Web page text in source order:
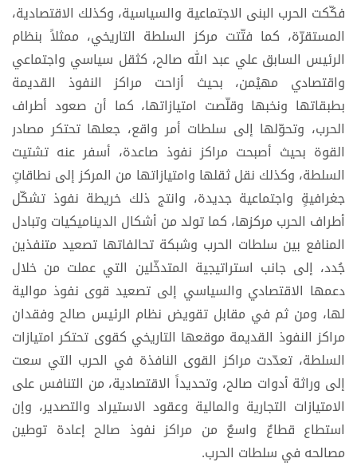
فكّكت الحرب البنى الاجتماعية والسياسية، وكذلك الاقتصادية،
المستقرّة، كما فتّتت مركز السلطة التاريخي، ممثلاً بنظام
الرئيس السابق علي عبد الله صالح، كثقل سياسي واجتماعي
واقتصادي مهيْمن، بحيث أزاحت مراكز النفوذ القديمة
بطبقاتها ونخبها وقلّصت امتيازاتها، كما أن صعود أطراف
الحرب، وتحوّلها إلى سلطات أمر واقع، جعلها تحتكر مصادر
القوة بحيث أصبحت مراكز نفوذ صاعدة، أسفر عنه تشتيت
السلطة، وكذلك نقل ثقلها وامتيازاتها من المركز إلى نطاقاتٍ
جغرافيةٍ واجتماعية جديدة، وانتج ذلك خريطة نفوذ تشكّل
أطراف الحرب مركزها، كما تولد من أشكال الديناميكيات وتبادل
المنافع بين سلطات الحرب وشبكة تحالفاتها تصعيد متنفذين
جُدد، إلى جانب استراتيجية المتدخّلين التي عملت من خلال
دعمها الاقتصادي والسياسي إلى تصعيد قوى نفوذ موالية
لها، ومن ثم في مقابل تقويض نظام الرئيس صالح وفقدان
مراكز النفوذ القديمة موقعها التاريخي كقوى تحتكر امتيازات
السلطة، تعدّدت مراكز القوى النافذة في الحرب التي سعت
إلى وراثة أدوات صالح، وتحديداً الاقتصادية، من التنافس على
الامتيازات التجارية والمالية وعقود الاستيراد والتصدير، وإن
استطاع قطاعٌ واسعٌ من مراكز نفوذ صالح إعادة توطين
مصالحه في سلطات الحرب.